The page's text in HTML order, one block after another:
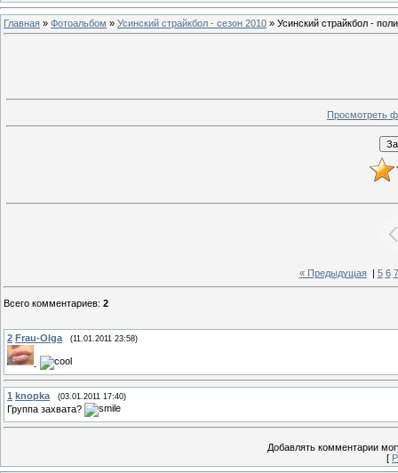
Главная » Фотоальбом » Усинский страйкбол - сезон 2010 » Усинский страйкбол -
Просмотреть
« Предыдущая| 5 6 7
Всего комментариев: 2
2 Frau-Olga (11.01.2011 23:58)
1 knopka (03.01.2011 17:40)
Группа захвата?
Добавлять комментарии
[